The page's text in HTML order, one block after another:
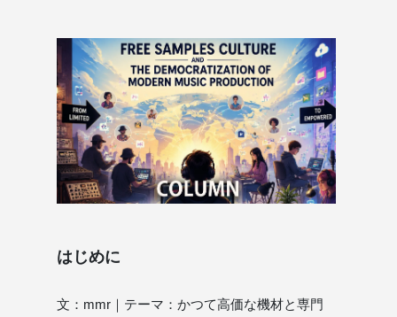
はじめに
文：mmr｜テーマ：かつて高価な機材と専門